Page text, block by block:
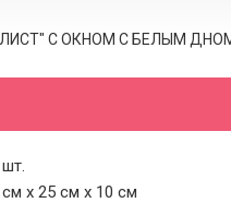
С ОКНОМ C БЕЛЫМ
шт.
х 25 см х 10 см